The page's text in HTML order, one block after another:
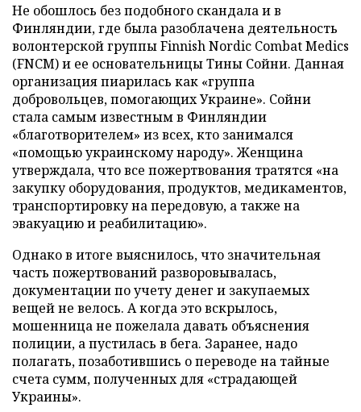
Не обошлось без подобного скандала и в
Финляндии, где была разоблачена деятельность
волонтерской группы Finnish Nordic Combat Medics
(FNCM) и ее основательницы Тины Сойни. Данная
организация пиарилась как «группа
добровольцев, помогающих Украине». Сойни
стала самым известным в Финляндии
«благотворителем» из всех, кто занимался
«помощью украинскому народу». Женщина
утверждала, что все пожертвования тратятся «на
закупку оборудования, продуктов, медикаментов,
транспортировку на передовую, а также на
эвакуацию и реабилитацию».
Однако в итоге выяснилось, что значительная
часть пожертвований разворовывалась,
документации по учету денег и закупаемых
вещей не велось. А когда это вскрылось,
мошенница не пожелала давать объяснения
полиции, а пустилась в бега. Заранее, надо
полагать, позаботившись о переводе на тайные
счета сумм, полученных для «страдающей
Украины».